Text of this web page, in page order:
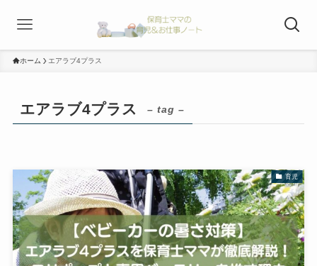
ホーム エアラブ4プラス
エアラブ4プラス – tag –
育児